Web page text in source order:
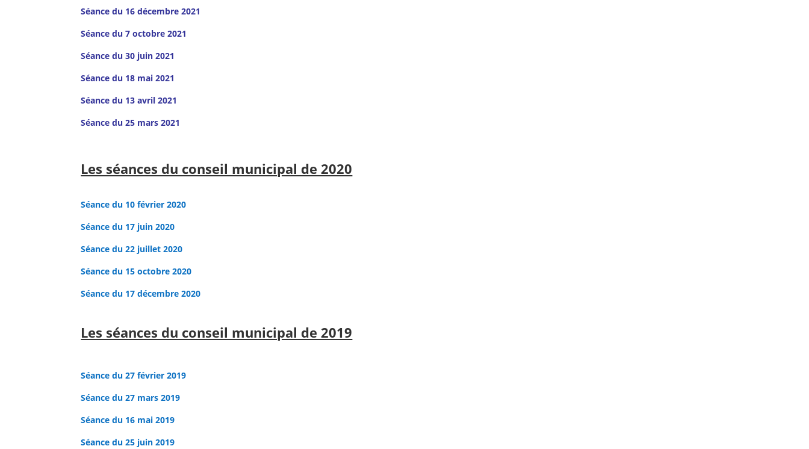
Séance du 16 décembre 2021
Séance du 7 octobre 2021
Séance du 30 juin 2021
Séance du 18 mai 2021
Séance du 13 avril 2021
Séance du 25 mars 2021
Les séances du conseil municipal de 2020
Séance du 10 février 2020
Séance du 17 juin 2020
Séance du 22 juillet 2020
Séance du 15 octobre 2020
Séance du 17 décembre 2020
Les séances du conseil municipal de 2019
Séance du 27 février 2019
Séance du 27 mars 2019
Séance du 16 mai 2019
Séance du 25 juin 2019